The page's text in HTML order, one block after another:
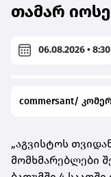
თამარ
06.08.2026 • 8:30
commersant/
„აგვისტოს
მომხმარებლები